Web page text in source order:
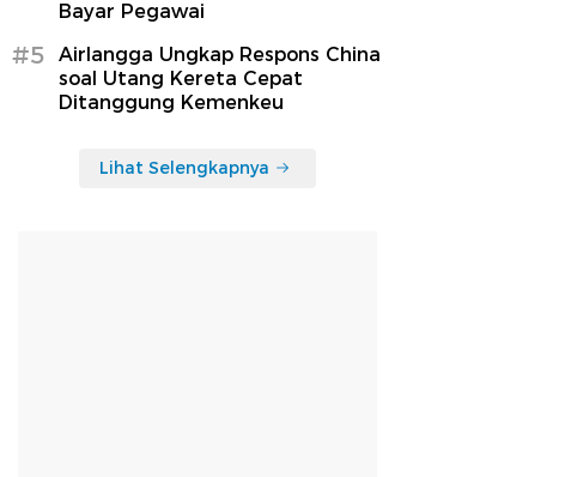
Bayar Pegawai
#5
Airlangga Ungkap Respons China
soal Utang Kereta Cepat
Ditanggung Kemenkeu
Lihat Selengkapnya